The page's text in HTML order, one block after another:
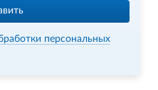
персональных